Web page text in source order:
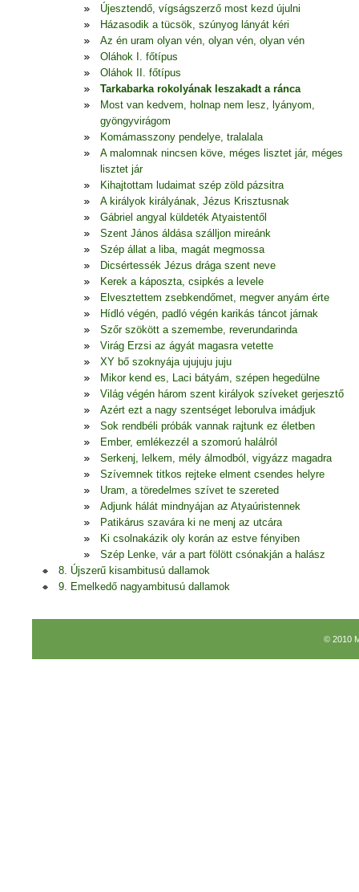
Újesztendő, vígságszerző most kezd újulni
Házasodik a tücsök, szúnyog lányát kéri
Az én uram olyan vén, olyan vén, olyan vén
Oláhok I. főtípus
Oláhok II. főtípus
Tarkabarka rokolyának leszakadt a ránca
Most van kedvem, holnap nem lesz, lyányom,
gyöngyvirágom
Komámasszony pendelye, tralalala
A malomnak nincsen köve, méges lisztet jár, méges
lisztet jár
Kihajtottam ludaimat szép zöld pázsitra
A királyok királyának, Jézus Krisztusnak
Gábriel angyal küldeték Atyaistentől
Szent János áldása szálljon mireánk
Szép állat a liba, magát megmossa
Dicsértessék Jézus drága szent neve
Kerek a káposzta, csipkés a levele
Elvesztettem zsebkendőmet, megver anyám érte
Hídló végén, padló végén karikás táncot járnak
Szőr szökött a szemembe, reverundarinda
Virág Erzsi az ágyát magasra vetette
XY bő szoknyája ujujuju juju
Mikor kend es, Laci bátyám, szépen hegedülne
Világ végén három szent királyok szíveket gerjesztő
Azért ezt a nagy szentséget leborulva imádjuk
Sok rendbéli próbák vannak rajtunk ez életben
Ember, emlékezzél a szomorú halálról
Serkenj, lelkem, mély álmodból, vigyázz magadra
Szívemnek titkos rejteke elment csendes helyre
Uram, a töredelmes szívet te szereted
Adjunk hálát mindnyájan az Atyaúristennek
Patikárus szavára ki ne menj az utcára
Ki csolnakázik oly korán az estve fényiben
Szép Lenke, vár a part fölött csónakján a halász
8. Újszerű kisambitusú dallamok
9. Emelkedő nagyambitusú dallamok
© 2010